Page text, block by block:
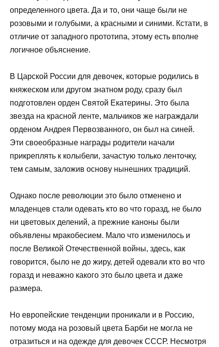
определенного цвета. Да и то, они чаще были не
розовыми и голубыми, а красными и синими. Кстати, в
отличие от западного прототипа, этому есть вполне
логичное объяснение.
В Царской России для девочек, которые родились в
княжеском или другом знатном роду, сразу был
подготовлен орден Святой Екатерины. Это была
звезда на красной ленте, мальчиков же награждали
орденом Андрея Первозванного, он был на синей.
Эти своеобразные награды родители начали
прикреплять к колыбели, зачастую только ленточку,
тем самым, заложив основу нынешних традиций.
Однако после революции это было отменено и
младенцев стали одевать кто во что горазд, не было
ни цветовых делений, а прежние каноны были
объявлены мракобесием. Мало что изменилось и
после Великой Отечественной войны, здесь, как
говорится, было не до жиру, детей одевали кто во что
горазд и неважно какого это было цвета и даже
размера.
Но европейские тенденции проникали и в Россию,
потому мода на розовый цвета Барби не могла не
отразиться и на одежде для девочек СССР. Несмотря